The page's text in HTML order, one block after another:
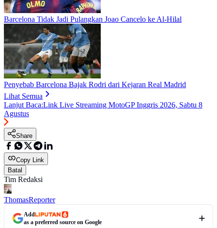
Barcelona Tidak Jadi Pulangkan Joao Cancelo ke Al-Hilal
Penyebab Barcelona Bajak Rodri dari Kejaran Real Madrid
Lihat Semua
Lanjut Baca:Link Live Streaming MotoGP Inggris 2026, Sabtu 8
Agustus
Share
Copy Link
Batal
Tim Redaksi
ThomasReporter
Add
as a preferred source on Google